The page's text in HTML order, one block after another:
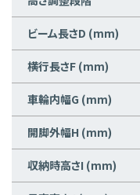
ビーム長さD (mm)
横行長さF (mm)
車輪内幅G (mm)
開脚外幅H (mm)
収納時高さI (mm)